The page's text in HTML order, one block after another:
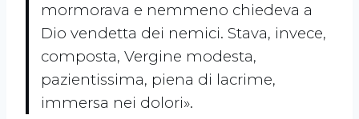
mormorava e nemmeno chiedeva a
Dio vendetta dei nemici. Stava, invece,
composta, Vergine modesta,
pazientissima, piena di lacrime,
immersa nei dolori».